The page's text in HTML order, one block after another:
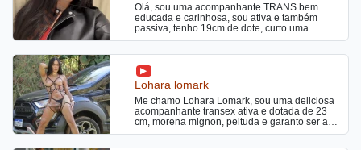
Olá, sou uma acompanhante TRANS bem
educada e carinhosa, sou ativa e também
passiva, tenho 19cm de dote, curto uma
Putaria bem gostosa sem frescuras, realizo
Lohara lomark
Me chamo Lohara Lomark, sou uma deliciosa
acompanhante transex ativa e dotada de 23
cm, morena mignon, peituda e garanto ser a
tenho gozo farto, atendo homens no estilo